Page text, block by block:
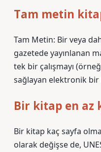
Tam metin
Tam Metin: Bir veya
gazetede yayınlanan
tek bir çalışmayı
sağlayan elektronik bir
Bir kitap en az
Bir kitap kaç sayfa
olarak değişse de,